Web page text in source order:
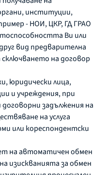
институции,
- НОИ, ЦКР, ГД ГРАО
Ви или
вид предварителна
на договор
юридически лица,
и учреждения, при
договорни задължения на
на услуга
или кореспондентски
на автоматичен обмен
изискванията за обмен